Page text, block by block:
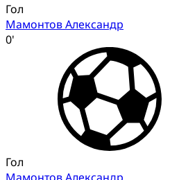
Гол
Мамонтов Александр
0'
Гол